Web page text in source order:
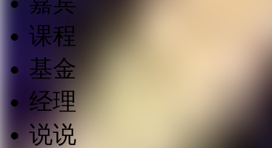
课程
基金
经理
说说